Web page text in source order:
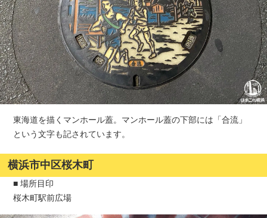
東海道を描くマンホール蓋。マンホール蓋の下部には「合流」
という文字も記されています。
横浜市中区桜木町
■ 場所目印
桜木町駅前広場